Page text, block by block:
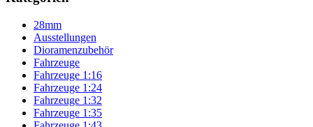
28mm
Ausstellungen
Dioramenzubehör
Fahrzeuge
Fahrzeuge 1:16
Fahrzeuge 1:24
Fahrzeuge 1:32
Fahrzeuge 1:35